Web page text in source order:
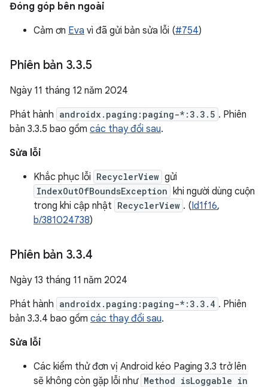
Đóng góp bên ngoài
Cảm ơn Eva vì đã gửi bản sửa lỗi (#754)
Phiên bản 3.3.5
Ngày 11 tháng 12 năm 2024
Phát hành androidx.paging:paging-*:3.3.5 . Phiên
bản 3.3.5 bao gồm các thay đổi sau.
Sửa lỗi
Khắc phục lỗi RecyclerView gửi
IndexOutOfBoundsException khi người dùng cuộn
trong khi cập nhật RecyclerView . (Id1f16,
b/381024738)
Phiên bản 3.3.4
Ngày 13 tháng 11 năm 2024
Phát hành androidx.paging:paging-*:3.3.4 . Phiên
bản 3.3.4 bao gồm các thay đổi sau.
Sửa lỗi
Các kiểm thử đơn vị Android kéo Paging 3.3 trở lên
sẽ không còn gặp lỗi như Method isLoggable in